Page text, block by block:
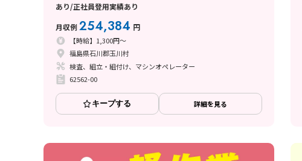
あり/正社員登用実績あり
月収例254,384 円
【時給】1,300円～
福島県石川郡玉川村
検査、組立・組付け、マシンオペレーター
62562-00
キープする 詳細を見る